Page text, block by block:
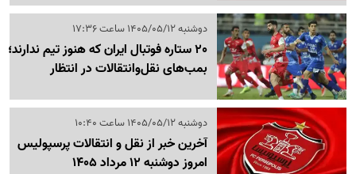
دوشنبه 1405/05/12 ساعت 17:36
20 ستاره فوتبال ایران که هنوز تیم ندارند؛
بمب‌های نقل‌وانتقالات در انتظار
دوشنبه 1405/05/12 ساعت 10:40
آخرین خبر از نقل و انتقالات پرسپولیس
امروز دوشنبه 12 مرداد 1405